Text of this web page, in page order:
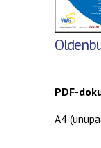
PDF-
A4 (